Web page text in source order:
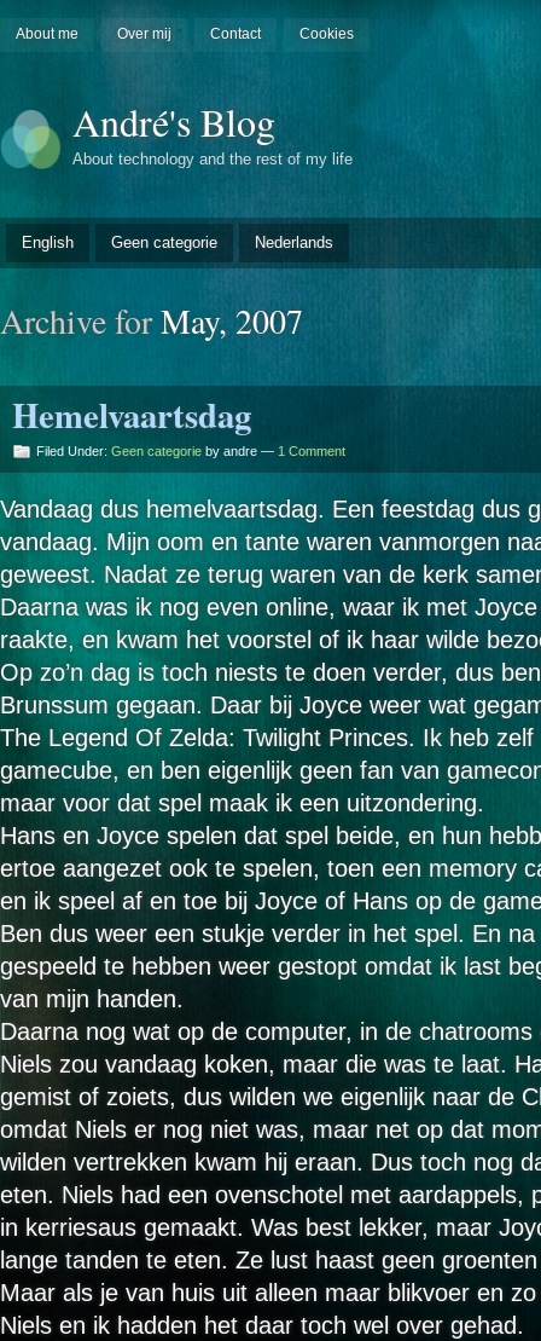
About me Over mij Contact Cookies
André's Blog
About technology and the rest of my life
English Geen categorie Nederlands
Archive forMay, 2007
Hemelvaartsdag
Filed Under: Geen categorie by andre — 1 Comment
Vandaag dus hemelvaartsdag. Een feestdag dus
vandaag. Mijn oom en tante waren vanmorgen
geweest. Nadat ze terug waren van de kerk
Daarna was ik nog even online, waar ik met
raakte, en kwam het voorstel of ik haar wilde
Op zo’n dag is toch niests te doen verder, dus
Brunssum gegaan. Daar bij Joyce weer wat
The Legend Of Zelda: Twilight Princes. Ik heb zelf
gamecube, en ben eigenlijk geen fan van
maar voor dat spel maak ik een uitzondering.
Hans en Joyce spelen dat spel beide, en hun
ertoe aangezet ook te spelen, toen een memory
en ik speel af en toe bij Joyce of Hans op de
Ben dus weer een stukje verder in het spel. En na
gespeeld te hebben weer gestopt omdat ik last
van mijn handen.
Daarna nog wat op de computer, in de chatrooms
Niels zou vandaag koken, maar die was te laat.
gemist of zoiets, dus wilden we eigenlijk naar de
omdat Niels er nog niet was, maar net op dat
wilden vertrekken kwam hij eraan. Dus toch nog
eten. Niels had een ovenschotel met aardappels,
in kerriesaus gemaakt. Was best lekker, maar
lange tanden te eten. Ze lust haast geen
Maar als je van huis uit alleen maar blikvoer en
Niels en ik hadden het daar toch wel over gehad.